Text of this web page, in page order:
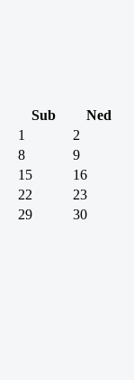
Sub
Ned
1
2
8
9
15
16
22
23
29
30